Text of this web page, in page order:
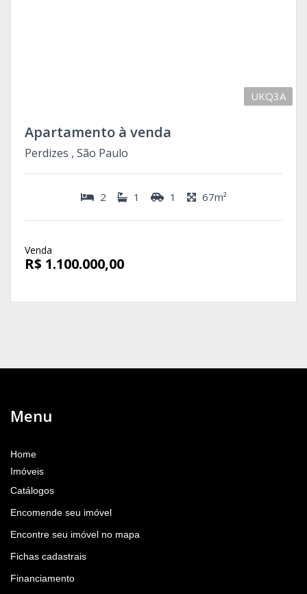
UKQ3A
Apartamento à venda
Perdizes , São Paulo
2 1 1 67m²
Venda
R$ 1.100.000,00
Menu
Home
Imóveis
Catálogos
Encomende seu imóvel
Encontre seu imóvel no mapa
Fichas cadastrais
Financiamento